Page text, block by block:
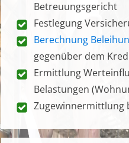
Betreuungsgericht
Festlegung
Berechnung
gegenüber dem
Ermittlung
Belastungen
Zugewinnermittlung